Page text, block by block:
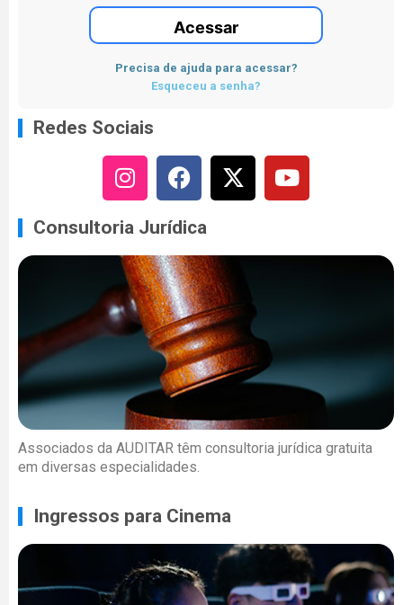
Acessar
Precisa de ajuda para acessar?
Esqueceu a senha?
Redes Sociais
Consultoria Jurídica
Associados da AUDITAR têm consultoria jurídica gratuita
em diversas especialidades.
Ingressos para Cinema